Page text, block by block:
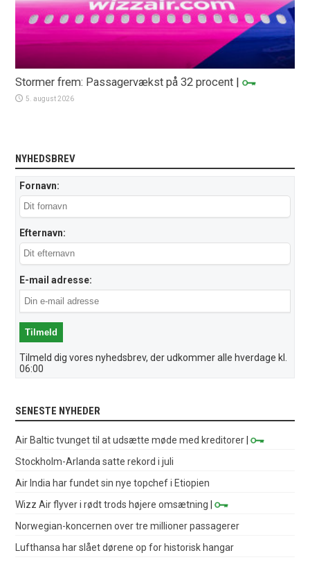
Stormer frem: Passagervækst på 32 procent |
5. august 2026
NYHEDSBREV
Fornavn:
Efternavn:
E-mail adresse:
Tilmeld dig vores nyhedsbrev, der udkommer alle hverdage kl.
06:00
SENESTE NYHEDER
Air Baltic tvunget til at udsætte møde med kreditorer |
Stockholm-Arlanda satte rekord i juli
Air India har fundet sin nye topchef i Etiopien
Wizz Air flyver i rødt trods højere omsætning |
Norwegian-koncernen over tre millioner passagerer
Lufthansa har slået dørene op for historisk hangar